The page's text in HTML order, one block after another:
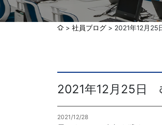
会社概要
認証取得
各種方針
Web分析・改善・コンサル
インターネット広告代行
社員ブログ 2021年12月
2021年12月25日
2021/12/28